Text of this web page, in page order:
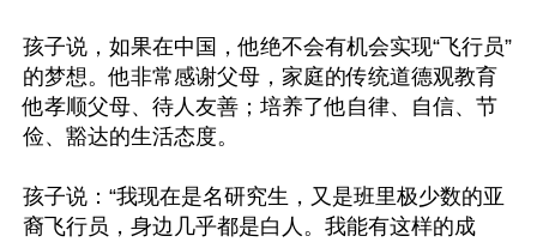
孩子说，如果在中国，他绝不会有机会实现“飞行员”
的梦想。他非常感谢父母，家庭的传统道德观教育
他孝顺父母、待人友善；培养了他自律、自信、节
俭、豁达的生活态度。
孩子说：“我现在是名研究生，又是班里极少数的亚
裔飞行员，身边几乎都是白人。我能有这样的成